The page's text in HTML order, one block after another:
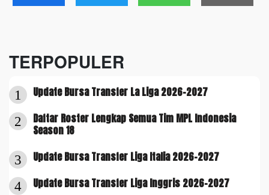
TERPOPULER
1 Update Bursa Transfer La Liga 2026-2027
2
Daftar Roster Lengkap Semua Tim MPL Indonesia
Season 18
3 Update Bursa Transfer Liga Italia 2026-2027
4 Update Bursa Transfer Liga Inggris 2026-2027